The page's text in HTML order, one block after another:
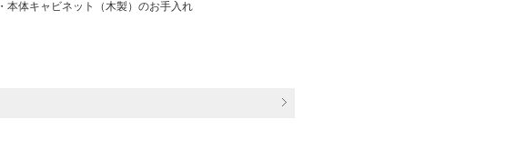
・本体キャビネット（木製）のお手入れ